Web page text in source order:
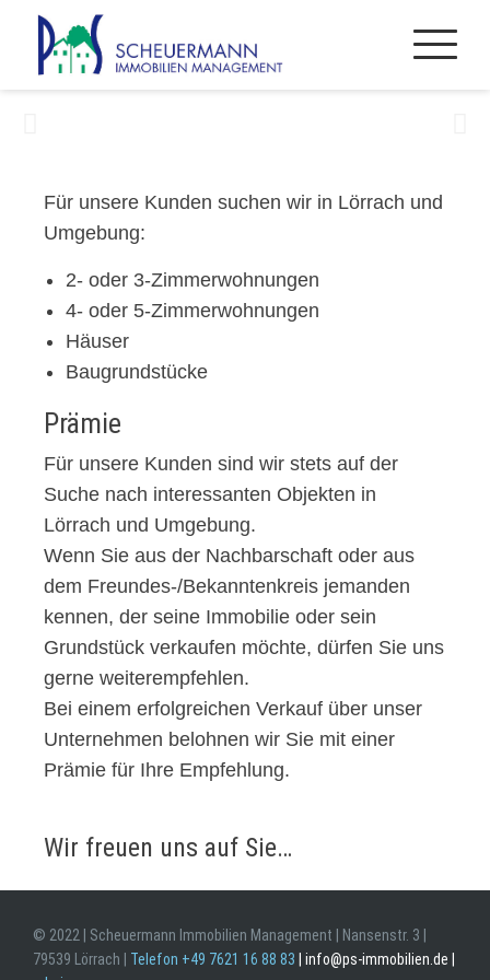
Für unsere Kunden suchen wir in Lörrach und
Umgebung:
2- oder 3-Zimmerwohnungen
4- oder 5-Zimmerwohnungen
Häuser
Baugrundstücke
Prämie
Für unsere Kunden sind wir stets auf der
Suche nach interessanten Objekten in
Lörrach und Umgebung.
Wenn Sie aus der Nachbarschaft oder aus
dem Freundes-/Bekanntenkreis jemanden
kennen, der seine Immobilie oder sein
Grundstück verkaufen möchte, dürfen Sie uns
gerne weiterempfehlen.
Bei einem erfolgreichen Verkauf über unser
Unternehmen belohnen wir Sie mit einer
Prämie für Ihre Empfehlung.
Wir freuen uns auf Sie…
© 2022 | Scheuermann Immobilien Management | Nansenstr. 3 |
79539 Lörrach | Telefon +49 7621 16 88 83 | info@ps-immobilien.de |